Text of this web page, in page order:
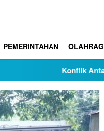
PEMERINTAHAN
Konflik Antara